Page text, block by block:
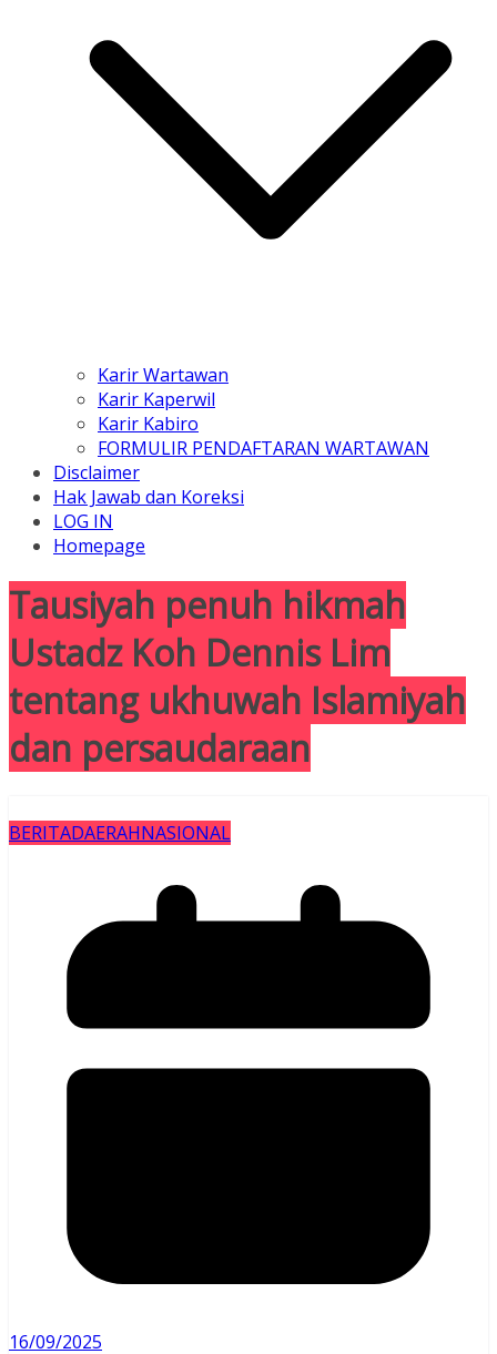
Karir Wartawan
Karir Kaperwil
Karir Kabiro
FORMULIR PENDAFTARAN WARTAWAN
Disclaimer
Hak Jawab dan Koreksi
LOG IN
Homepage
Tausiyah penuh hikmah
Ustadz Koh Dennis Lim
tentang ukhuwah Islamiyah
dan persaudaraan
BERITADAERAHNASIONAL
16/09/2025